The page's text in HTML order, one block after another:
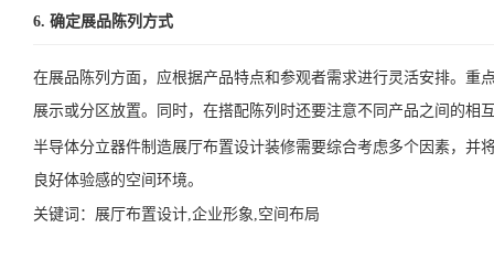
6. 确定展品陈列方式
在展品陈列方面，应根据产品特点和参观者需求进行灵活安排。
展示或分区放置。同时，在搭配陈列时还要注意不同产品之间的相
半导体分立器件制造展厅布置设计装修需要综合考虑多个因素，
良好体验感的空间环境。
关键词： 展厅布置设计,企业形象,空间布局